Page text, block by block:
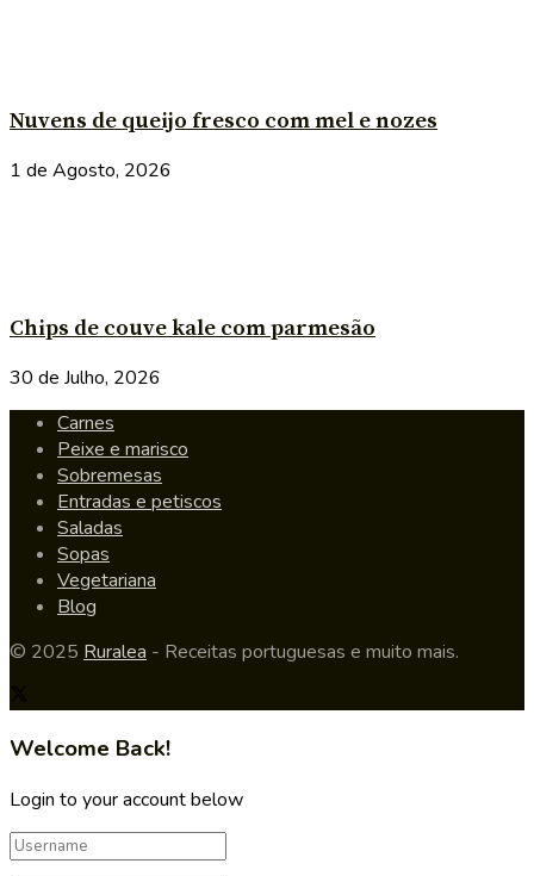
Nuvens de queijo fresco com mel e nozes
1 de Agosto, 2026
Chips de couve kale com parmesão
30 de Julho, 2026
Carnes
Peixe e marisco
Sobremesas
Entradas e petiscos
Saladas
Sopas
Vegetariana
Blog
© 2025 Ruralea - Receitas portuguesas e muito mais.
Welcome Back!
Login to your account below